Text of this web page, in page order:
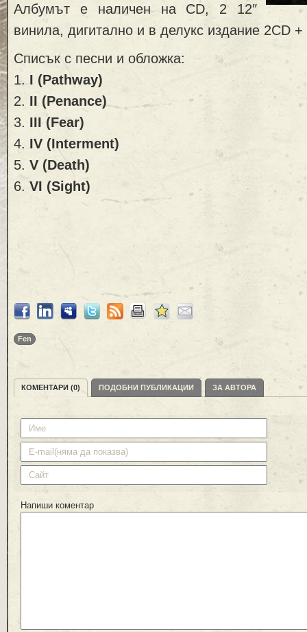
Албумът е наличен на CD, 2 12″
винила, дигитално и в делукс издание 2CD
Списък с песни и обложка:
1. I (Pathway)
2. II (Penance)
3. III (Fear)
4. IV (Interment)
5. V (Death)
6. VI (Sight)
Fen
КОМЕНТАРИ (0) ПОДОБНИ ПУБЛИКАЦИИ ЗА АВТОРА
Напиши коментар